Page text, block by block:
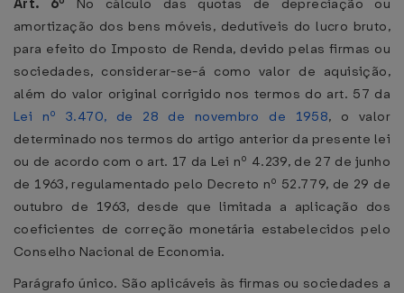
Art. 6º
No cálculo das quotas de depreciação ou
amortização dos bens móveis, dedutíveis do lucro bruto,
para efeito do Imposto de Renda, devido pelas firmas ou
sociedades, considerar-se-á como valor de aquisição,
além do valor original corrigido nos termos do art. 57 da
Lei nº 3.470, de 28 de novembro de 1958, o valor
determinado nos termos do artigo anterior da presente lei
ou de acordo com o art. 17 da Lei nº 4.239, de 27 de junho
de 1963, regulamentado pelo Decreto nº 52.779, de 29 de
outubro de 1963, desde que limitada a aplicação dos
coeficientes de correção monetária estabelecidos pelo
Conselho Nacional de Economia.
Parágrafo único. São aplicáveis às firmas ou sociedades a